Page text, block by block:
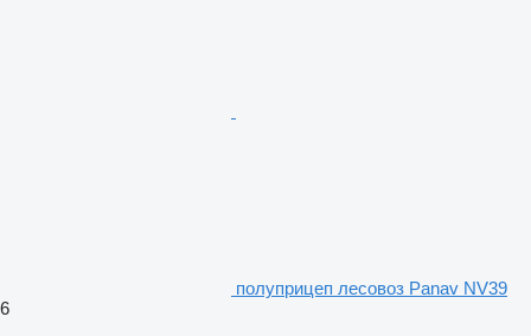
полуприцеп лесовоз Panav NV39
6